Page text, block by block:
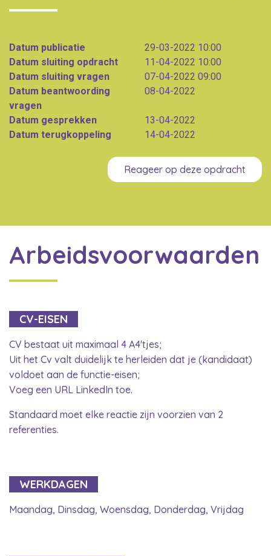
Datum publicatie
29-03-2022 10:00
Datum sluiting opdracht
11-04-2022 10:00
Datum sluiting vragen
07-04-2022 09:00
Datum beantwoording
vragen
08-04-2022
Datum gesprekken
13-04-2022
Datum terugkoppeling
14-04-2022
Reageer op deze opdracht
Arbeidsvoorwaarden
CV-EISEN
CV bestaat uit maximaal 4 A4'tjes;
Uit het Cv valt duidelijk te herleiden dat je (kandidaat)
voldoet aan de functie-eisen;
Voeg een URL LinkedIn toe.
Standaard moet elke reactie zijn voorzien van 2
referenties.
WERKDAGEN
Maandag, Dinsdag, Woensdag, Donderdag, Vrijdag